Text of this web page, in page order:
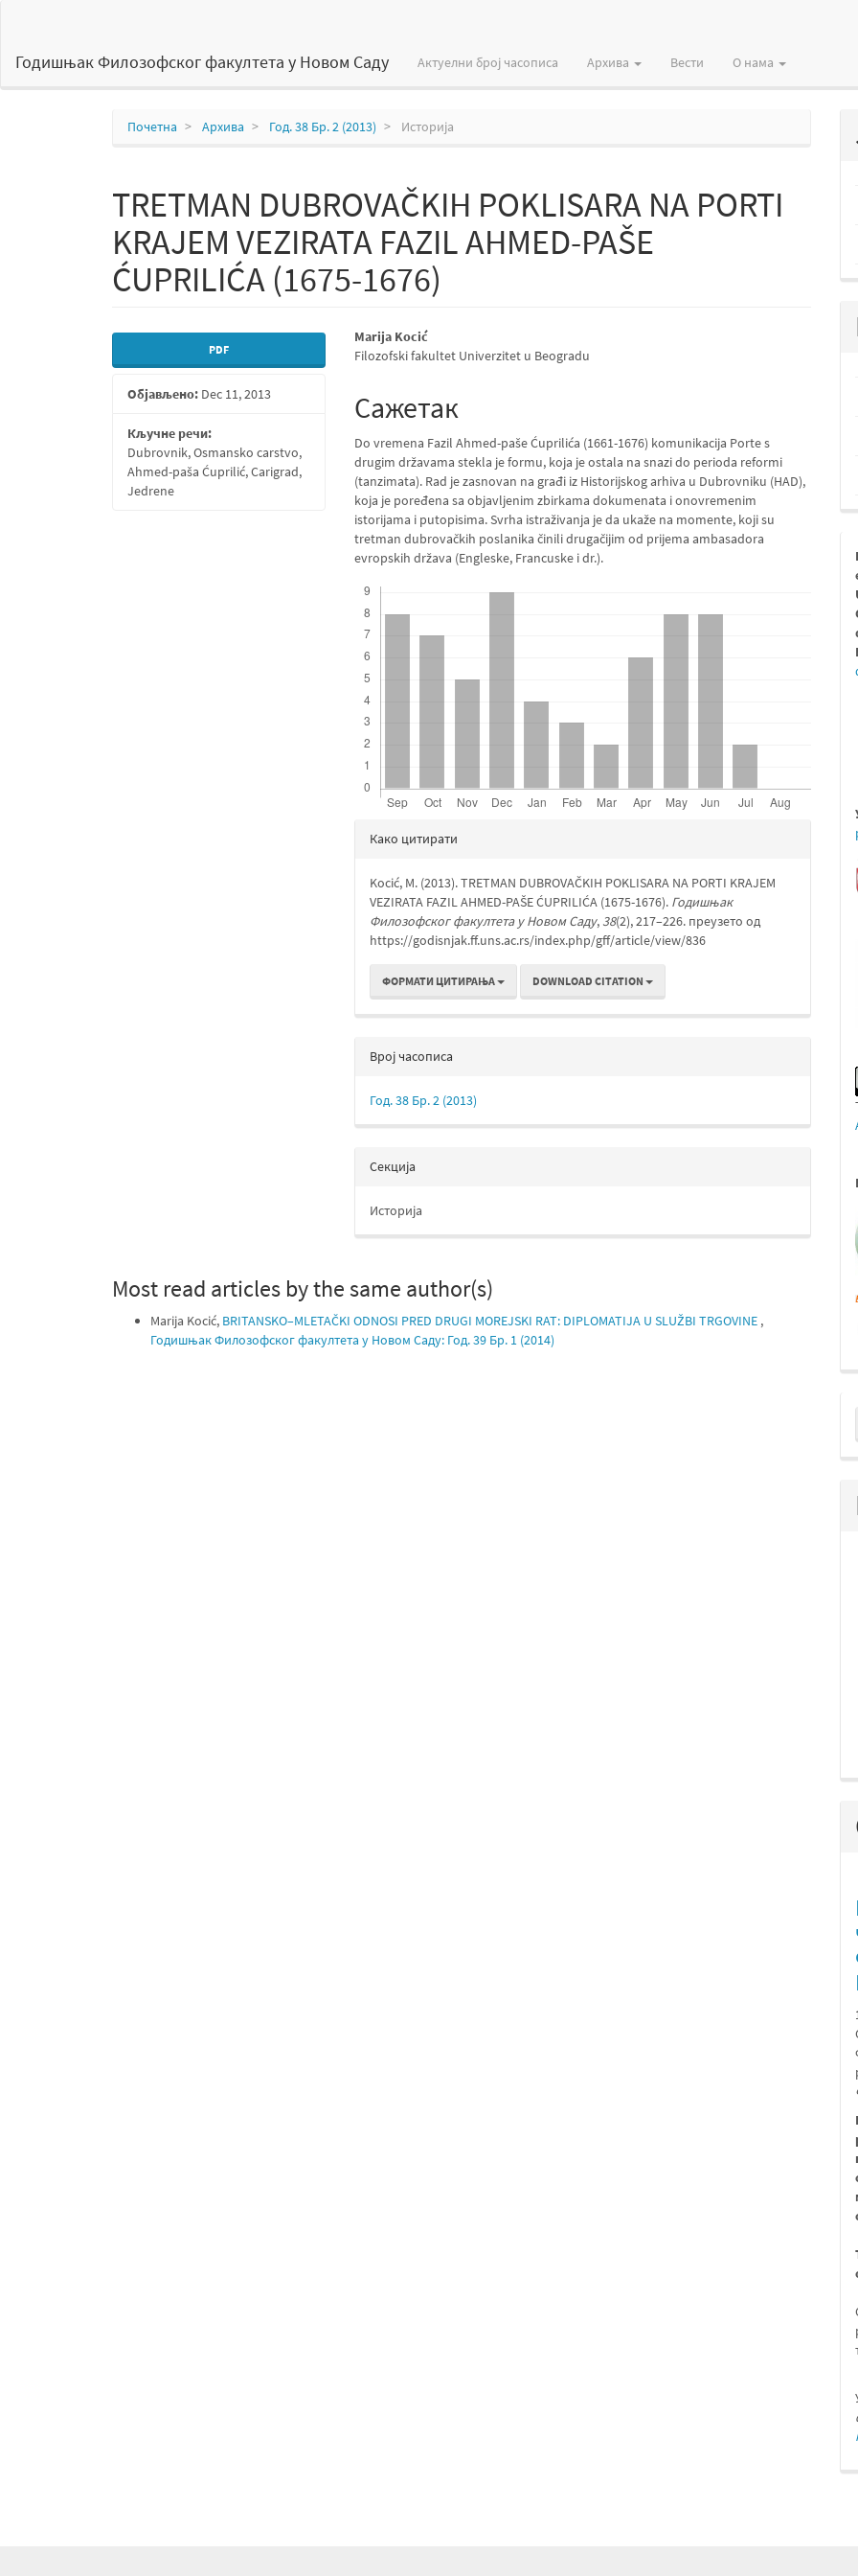
садржај
Годишњак Филозофског факултета у Новом Саду Актуелни број часописа Архива Вести О нама
Почетна Архива Год. 38 Бр. 2 (2013) Историја
TRETMAN DUBROVAČKIH POKLISARA NA PORTI
KRAJEM VEZIRATA FAZIL AHMED-PAŠE
ĆUPRILIĆA (1675-1676)
Бочна
страна
чланка
PDF
Објављено: Dec 11, 2013
Кључне речи:
Dubrovnik, Osmansko carstvo,
Ahmed-paša Ćuprilić, Carigrad,
Jedrene
Главни
садржај
чланка
Marija Kocić
Filozofski fakultet Univerzitet u Beogradu
Сажетак
Do vremena Fazil Ahmed-paše Ćuprilića (1661-1676) komunikacija Porte s
drugim državama stekla je formu, koja je ostala na snazi do perioda reformi
(tanzimata). Rad je zasnovan na građi iz Historijskog arhiva u Dubrovniku (HAD),
koja je poređena sa objavljenim zbirkama dokumenata i onovremenim
istorijama i putopisima. Svrha istraživanja je da ukaže na momente, koji su
tretman dubrovačkih poslanika činili drugačijim od prijema ambasadora
evropskih država (Engleske, Francuske i dr.).
Детаљи
Како цитирати
Kocić, M. (2013). TRETMAN DUBROVAČKIH POKLISARA NA PORTI KRAJEM
VEZIRATA FAZIL AHMED-PAŠE ĆUPRILIĆA (1675-1676). Годишњак
Филозофског факултета у Новом Саду, 38(2), 217–226. преузето од
https://godisnjak.ff.uns.ac.rs/index.php/gff/article/view/836
ФОРМАТИ ЦИТИРАЊА DOWNLOAD CITATION
Bрој часописа
Год. 38 Бр. 2 (2013)
Секција
Историја
Most read articles by the same author(s)
Marija Kocić, BRITANSKO–MLETAČKI ODNOSI PRED DRUGI MOREJSKI RAT: DIPLOMATIJA U SLUŽBI TRGOVINE ,
Годишњак Филозофског факултета у Новом Саду: Год. 39 Бр. 1 (2014)